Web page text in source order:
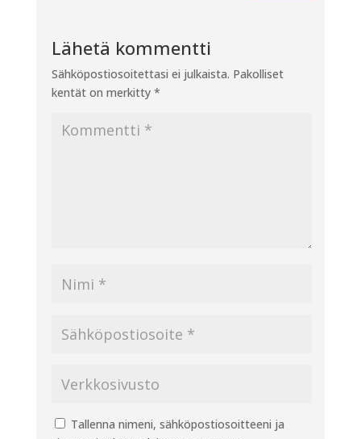
Lähetä kommentti
Sähköpostiosoitettasi ei julkaista. Pakolliset
kentät on merkitty *
Tallenna nimeni, sähköpostiosoitteeni ja